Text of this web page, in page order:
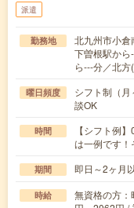
派遣
勤務地
北九州市小倉
下曽根駅か
ら---分／北
曜日頻度
シフト制（
談OK
時間
【シフト例
は一例です
期間 即日～2ヶ月
時給
無資格の方